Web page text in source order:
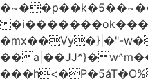
�mx��Vy�}|�"-
��a|��JJ^}�